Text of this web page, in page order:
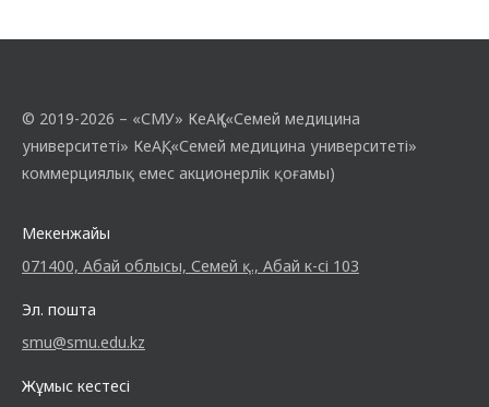
© 2019-2026 – «СМУ» КеАҚ («Семей медицина
университеті» КеАҚ, «Семей медицина университеті»
коммерциялық емес акционерлік қоғамы)
Мекенжайы
071400, Абай облысы, Семей қ., Абай к-сі 103
Эл. пошта
smu@smu.edu.kz
Жұмыс кестесі